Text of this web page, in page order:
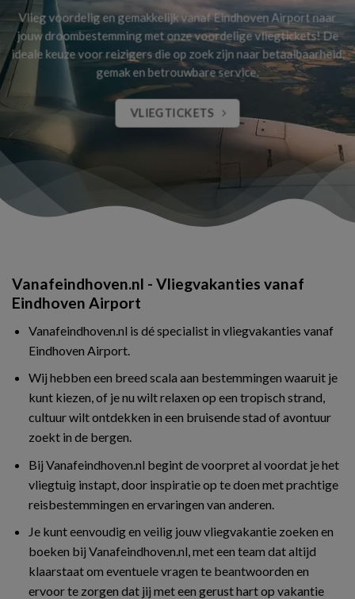
Vlieg voordelig en gemakkelijk vanaf Eindhoven Airport naar
jouw droombestemming met onze voordelige vliegtickets! De
ideale keuze voor reizigers die op zoek zijn naar betaalbaarheid,
gemak en betrouwbare service.
VLIEGTICKETS
Vanafeindhoven.nl - Vliegvakanties vanaf
Eindhoven Airport
Vanafeindhoven.nl is dé specialist in vliegvakanties vanaf
Eindhoven Airport.
Wij hebben een breed scala aan bestemmingen waaruit je
kunt kiezen, of je nu wilt relaxen op een tropisch strand,
cultuur wilt ontdekken in een bruisende stad of avontuur
zoekt in de bergen.
Bij Vanafeindhoven.nl begint de voorpret al voordat je het
vliegtuig instapt, door inspiratie op te doen met prachtige
reisbestemmingen en ervaringen van anderen.
Je kunt eenvoudig en veilig jouw vliegvakantie zoeken en
boeken bij Vanafeindhoven.nl, met een team dat altijd
klaarstaat om eventuele vragen te beantwoorden en
ervoor te zorgen dat jij met een gerust hart op vakantie